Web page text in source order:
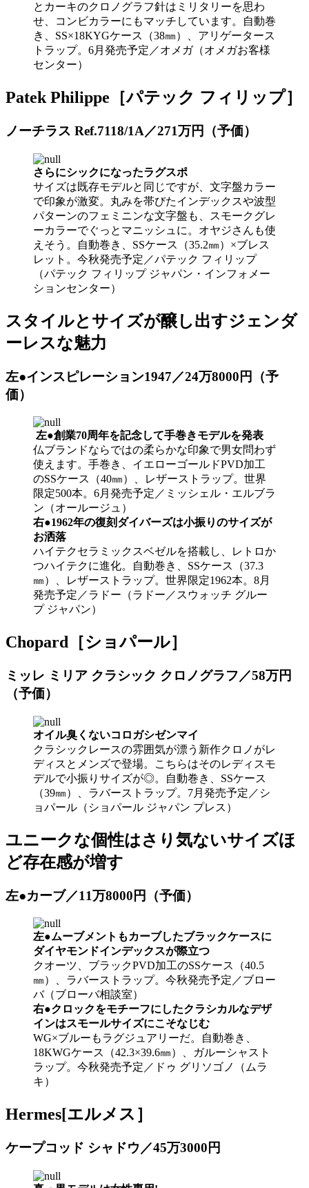
とカーキのクロノグラフ針はミリタリーを思わ
せ、コンビカラーにもマッチしています。自動巻
き、SS×18KYGケース（38㎜）、アリゲータース
トラップ。6月発売予定／オメガ（オメガお客様
センター）
Patek Philippe［パテック フィリップ］
ノーチラス Ref.7118/1A／271万円（予価）
さらにシックになったラグスポ
サイズは既存モデルと同じですが、文字盤カラー
で印象が激変。丸みを帯びたインデックスや波型
パターンのフェミニンな文字盤も、スモークグレ
ーカラーでぐっとマニッシュに。オヤジさんも使
えそう。自動巻き、SSケース（35.2㎜）×ブレス
レット。今秋発売予定／パテック フィリップ
（パテック フィリップ ジャパン・インフォメー
ションセンター）
スタイルとサイズが醸し出すジェンダ
ーレスな魅力
左●インスピレーション1947／24万8000円（予
価）
左●創業70周年を記念して手巻きモデルを発表
仏ブランドならではの柔らかな印象で男女問わず
使えます。手巻き、イエローゴールドPVD加工
のSSケース（40㎜）、レザーストラップ。世界
限定500本。6月発売予定／ミッシェル・エルブラ
ン（オールージュ）
右●1962年の復刻ダイバーズは小振りのサイズが
お洒落
ハイテクセラミックスベゼルを搭載し、レトロか
つハイテクに進化。自動巻き、SSケース（37.3
㎜）、レザーストラップ。世界限定1962本。8月
発売予定／ラドー（ラドー／スウォッチ グルー
プ ジャパン）
Chopard［ショパール］
ミッレ ミリア クラシック クロノグラフ／58万円
（予価）
オイル臭くないコロガシゼンマイ
クラシックレースの雰囲気が漂う新作クロノがレ
ディスとメンズで登場。こちらはそのレディスモ
デルで小振りサイズが◎。自動巻き、SSケース
（39㎜）、ラバーストラップ。7月発売予定／シ
ョパール（ショパール ジャパン プレス）
ユニークな個性はさり気ないサイズほ
ど存在感が増す
左●カーブ／11万8000円（予価）
左●ムーブメントもカーブしたブラックケースに
ダイヤモンドインデックスが際立つ
クオーツ、ブラックPVD加工のSSケース（40.5
㎜）、ラバーストラップ。今秋発売予定／ブロー
バ（ブローバ相談室）
右●クロックをモチーフにしたクラシカルなデザ
インはスモールサイズにこそなじむ
WG×ブルーもラグジュアリーだ。自動巻き、
18KWGケース（42.3×39.6㎜）、ガルーシャスト
ラップ。今秋発売予定／ドゥ グリソゴノ（ムラ
キ）
Hermes[エルメス］
ケープコッド シャドウ／45万3000円